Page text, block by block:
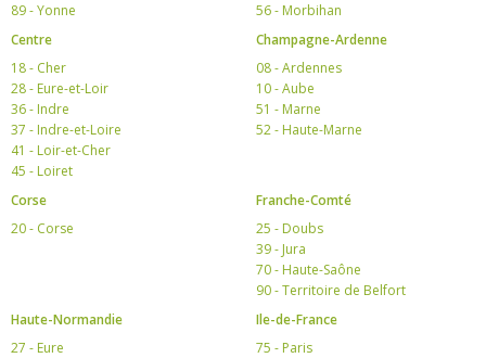
89 - Yonne
56 - Morbihan
Centre
18 - Cher
28 - Eure-et-Loir
36 - Indre
37 - Indre-et-Loire
41 - Loir-et-Cher
45 - Loiret
Champagne-Ardenne
08 - Ardennes
10 - Aube
51 - Marne
52 - Haute-Marne
Corse
20 - Corse
Franche-Comté
25 - Doubs
39 - Jura
70 - Haute-Saône
90 - Territoire de Belfort
Haute-Normandie
27 - Eure
Ile-de-France
75 - Paris